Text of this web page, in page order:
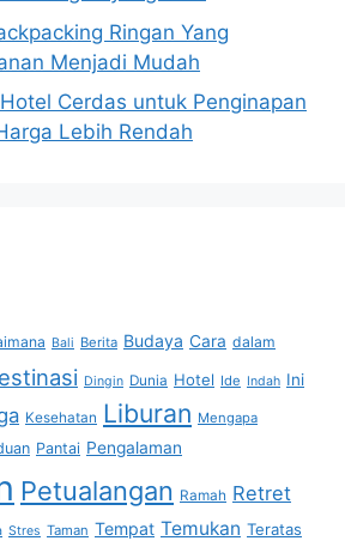
Ringan Yang
Menjadi Mudah
Cerdas untuk Penginapan
Lebih Rendah
Bali Berita Budaya Cara dalam
Dingin Dunia Hotel Ide Indah Ini
Kesehatan Liburan Mengapa
Pantai Pengalaman
Petualangan Ramah Retret
Stres Taman Tempat Temukan Teratas